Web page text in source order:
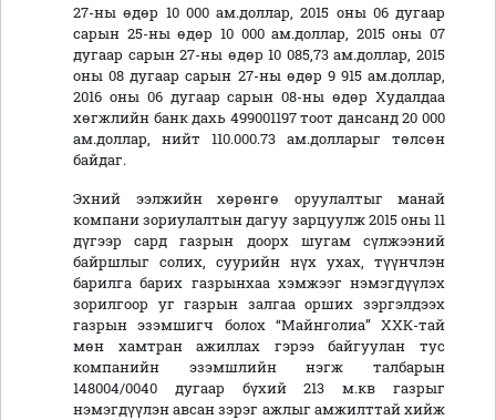
27-ны өдөр 10 000 ам.доллар, 2015 оны 06 дугаар
сарын 25-ны өдөр 10 000 ам.доллар, 2015 оны 07
дугаар сарын 27-ны өдөр 10 085,73 ам.доллар, 2015
оны 08 дугаар сарын 27-ны өдөр 9 915 ам.доллар,
2016 оны 06 дугаар сарын 08-ны өдөр Худалдаа
хөгжлийн банк дахь 499001197 тоот дансанд 20 000
ам.доллар, нийт 110.000.73 ам.долларыг төлсөн
байдаг.
Эхний ээлжийн хөрөнгө оруулалтыг манай
компани зориулалтын дагуу зарцуулж 2015 оны 11
дүгээр сард газрын доорх шугам сүлжээний
байршлыг солих, суурийн нүх ухах, түүнчлэн
барилга барих газрынхаа хэмжээг нэмэгдүүлэх
зорилгоор уг газрын залгаа орших зэргэлдээх
газрын эзэмшигч болох “Майнголиа” ХХК-тай
мөн хамтран ажиллах гэрээ байгуулан тус
компанийн эзэмшлийн нэгж талбарын
148004/0040 дугаар бүхий 213 м.кв газрыг
нэмэгдүүлэн авсан зэрэг ажлыг амжилттай хийж